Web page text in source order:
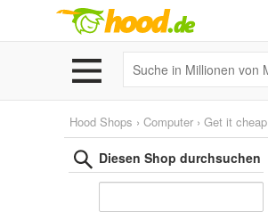
Hood Shops › Computer › Get it cheap
Diesen Shop durchsuchen